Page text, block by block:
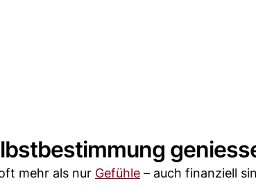
mehr als nur Gefühle – auch finanziell